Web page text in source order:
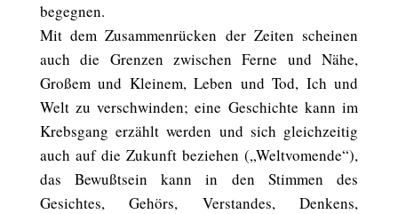
begegnen.
Mit dem Zusammenrücken der Zeiten scheinen
auch die Grenzen zwischen Ferne und Nähe,
Großem und Kleinem, Leben und Tod, Ich und
Welt zu verschwinden; eine Geschichte kann im
Krebsgang erzählt werden und sich gleichzeitig
auch auf die Zukunft beziehen („Weltvomende“),
das Bewußtsein kann in den Stimmen des
Gesichtes, Gehörs, Verstandes, Denkens,